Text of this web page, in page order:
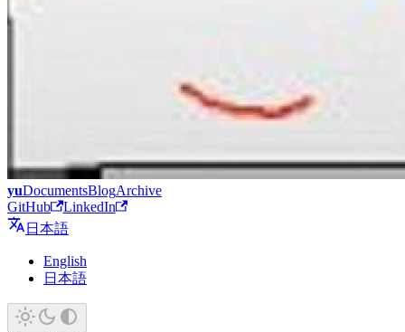
yuDocumentsBlogArchive
GitHub
LinkedIn
日本語
English
日本語